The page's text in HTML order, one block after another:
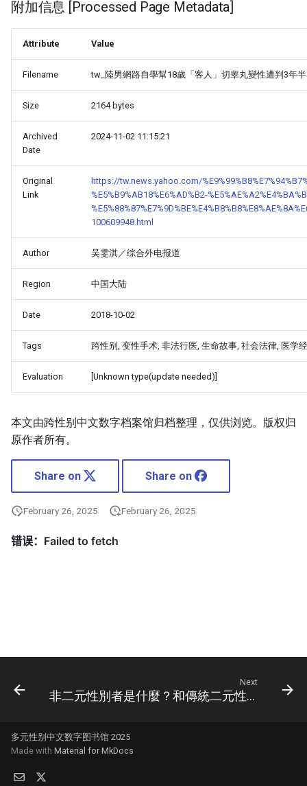
附加信息 [Processed Page Metadata]
Attribute Value
Filename tw_陸男網路自學幫18歲「客人」切睾丸變性遭判3年
Size 2164 bytes
Archived
Date
2024-11-02 11:15:21
Original
Link
https://tw.news.yahoo.com/
%E5%B9%AB18%E6%AD%B2-
100609948.html
Author 吴雯淇／综合外电报道
Region 中国大陆
Date 2018-10-02
Tags 跨性别, 变性手术, 非法行医, 生命故事, 社会法律, 医学
Evaluation [Unknown type(update needed)]
本文由跨性别中文数字档案馆归档整理，仅供浏览。版权归
原作者所有。
Share on Share on
February 26, 2025 February 26, 2025
Next
非二元性別者是什麼？和傳統二元性別有何不同呢？
多元性别中文数字图书馆 2025
Made with Material for MkDocs